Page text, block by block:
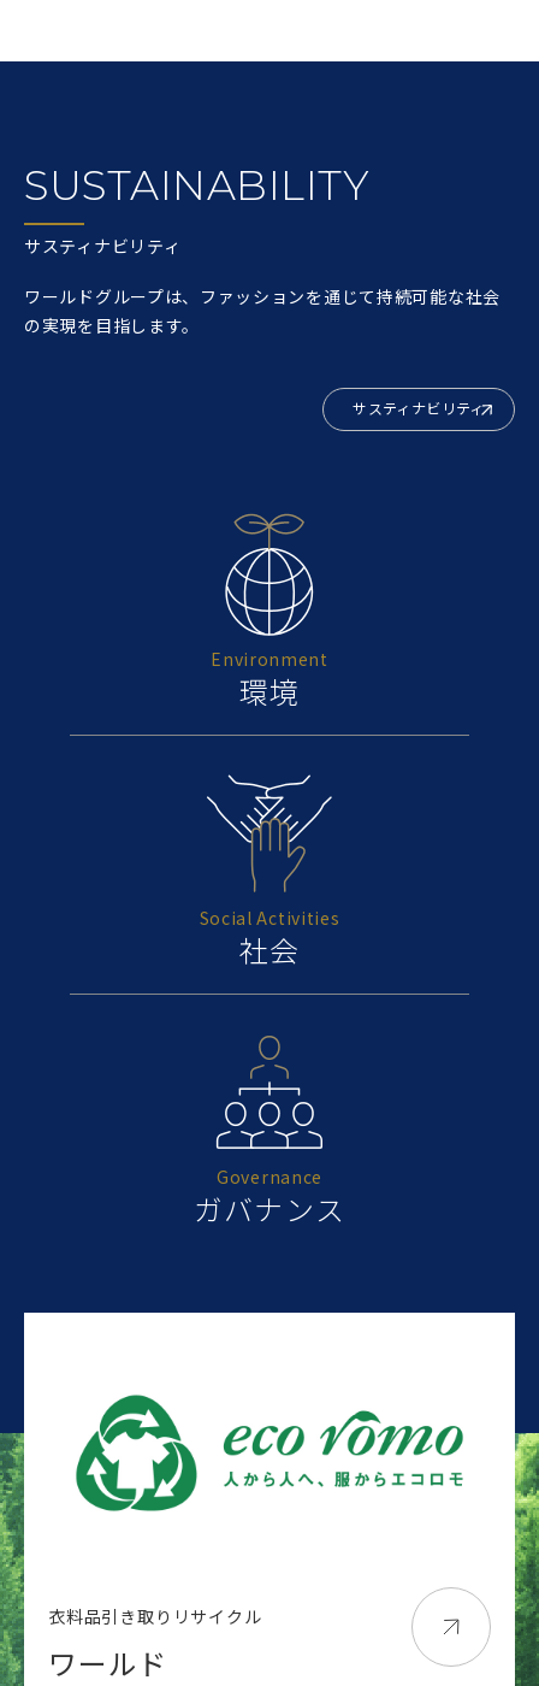
SUSTAINABILITY
サスティナビリティ
ワールドグループは、ファッションを通じて持続可能な社会
の実現を目指します。
サスティナビリティ
Environment
環境
Social Activities
社会
Governance
ガバナンス
衣料品引き取りリサイクル
ワールド